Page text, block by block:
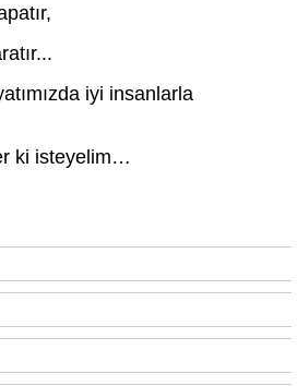
iyi insanlarla
ki isteyelim…